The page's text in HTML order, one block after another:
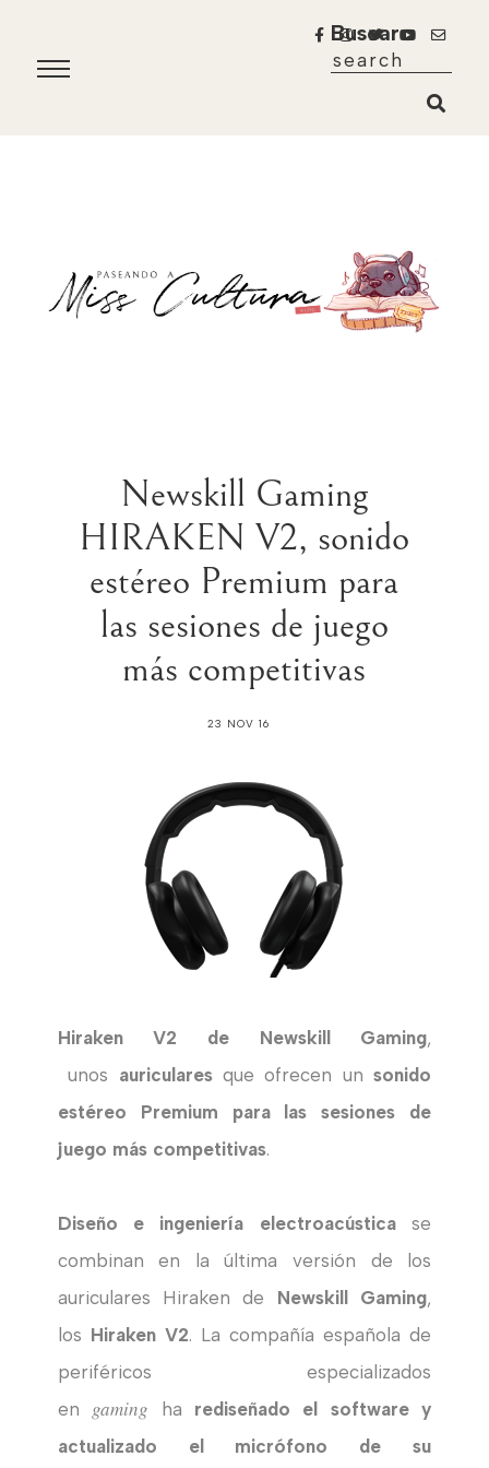
Buscar
Newskill Gaming
HIRAKEN V2, sonido
estéreo Premium para
las sesiones de juego
más competitivas
23 NOV 16
Hiraken V2 de Newskill Gaming,
unos auricularesque ofrecen unsonido
estéreo Premium para las sesiones de
juego más competitivas.
Diseño e ingeniería electroacústicase
combinan en la última versión de los
auriculares Hiraken de Newskill Gaming,
los Hiraken V2. La compañía española de
periféricos especializados
en gaming ha rediseñado el software y
actualizado el micrófono de su